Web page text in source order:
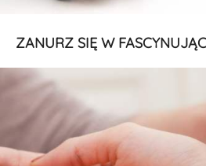
ZANURZ SIĘ W